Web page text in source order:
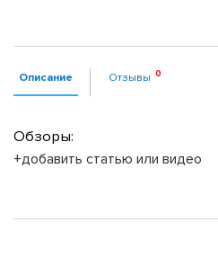
Описание Отзывы
Обзоры:
+добавить статью или видео